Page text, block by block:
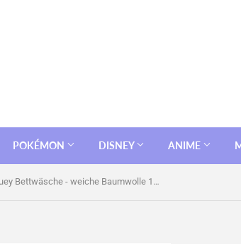
POKÉMON DISNEY ANIME
Bluey Bettwäsche - weiche Baumwolle 140x200 cm Kissen und Decke